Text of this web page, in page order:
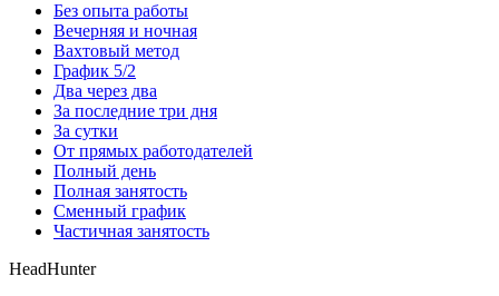
Без опыта работы
Вечерняя и ночная
Вахтовый метод
График 5/2
Два через два
За последние три дня
За сутки
От прямых работодателей
Полный день
Полная занятость
Сменный график
Частичная занятость
HeadHunter